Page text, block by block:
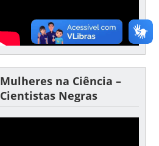
Mulheres na Ciência –
Cientistas Negras